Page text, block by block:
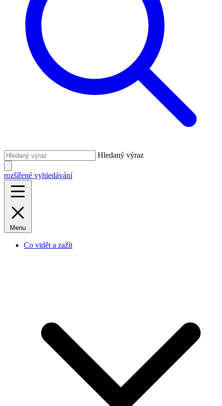
Hledaný výraz
rozšířené vyhledávání
Menu
Co vidět a zažít